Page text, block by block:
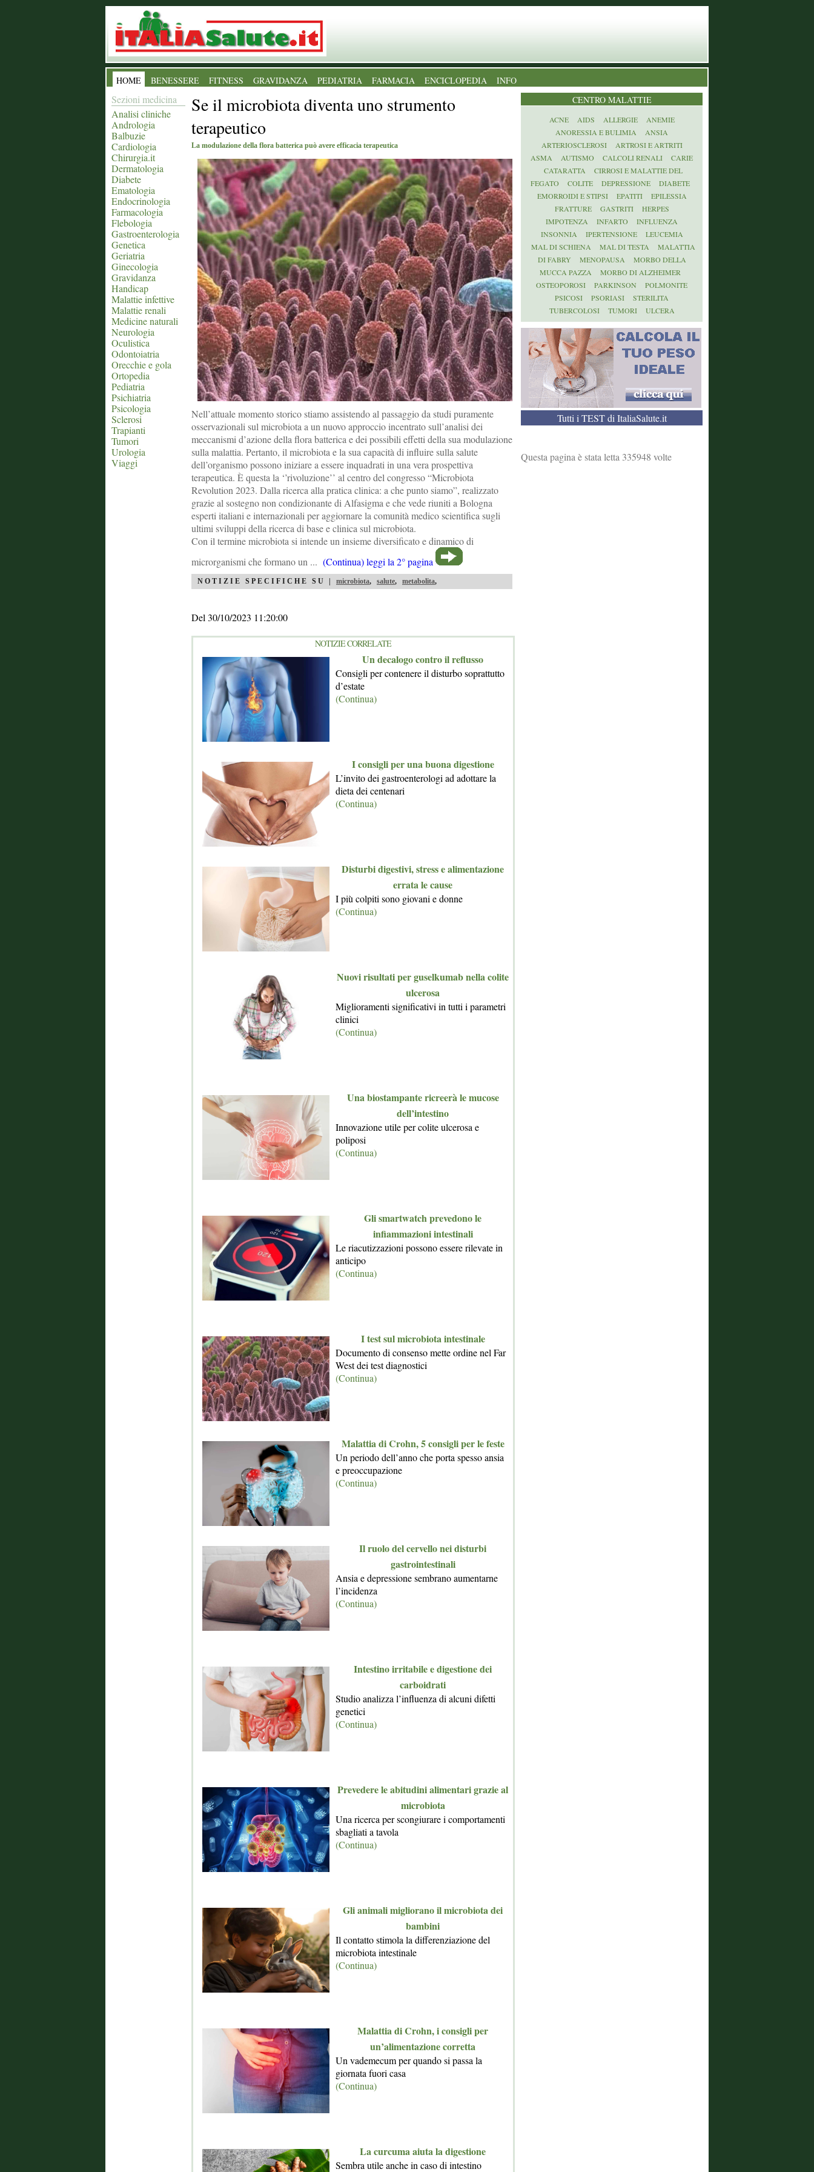
HOME BENESSERE FITNESS GRAVIDANZA PEDIATRIA FARMACIA ENCICLOPEDIA INFO
Sezioni medicina
Analisi cliniche
Andrologia
Balbuzie
Cardiologia
Chirurgia.it
Dermatologia
Diabete
Ematologia
Endocrinologia
Farmacologia
Flebologia
Gastroenterologia
Genetica
Geriatria
Ginecologia
Gravidanza
Handicap
Malattie infettive
Malattie renali
Medicine naturali
Neurologia
Oculistica
Odontoiatria
Orecchie e gola
Ortopedia
Pediatria
Psichiatria
Psicologia
Sclerosi
Trapianti
Tumori
Urologia
Viaggi
Se il microbiota diventa uno strumento
terapeutico
La modulazione della flora batterica può avere efficacia terapeutica
Nell’attuale momento storico stiamo assistendo al passaggio da studi puramente
osservazionali sul microbiota a un nuovo approccio incentrato sull’analisi dei
meccanismi d’azione della flora batterica e dei possibili effetti della sua modulazione
sulla malattia. Pertanto, il microbiota e la sua capacità di influire sulla salute
dell’organismo possono iniziare a essere inquadrati in una vera prospettiva
terapeutica. È questa la ‘’rivoluzione’’ al centro del congresso “Microbiota
Revolution 2023. Dalla ricerca alla pratica clinica: a che punto siamo”, realizzato
grazie al sostegno non condizionante di Alfasigma e che vede riuniti a Bologna
esperti italiani e internazionali per aggiornare la comunità medico scientifica sugli
ultimi sviluppi della ricerca di base e clinica sul microbiota.
Con il termine microbiota si intende un insieme diversificato e dinamico di
microrganismi che formano un ... (Continua) leggi la 2° pagina
NOTIZIE SPECIFICHE SU | microbiota, salute, metabolita,
Del 30/10/2023 11:20:00
NOTIZIE CORRELATE
Un decalogo contro il reflusso
Consigli per contenere il disturbo soprattutto
d’estate
(Continua)
I consigli per una buona digestione
L’invito dei gastroenterologi ad adottare la
dieta dei centenari
(Continua)
Disturbi digestivi, stress e alimentazione
errata le cause
I più colpiti sono giovani e donne
(Continua)
Nuovi risultati per guselkumab nella colite
ulcerosa
Miglioramenti significativi in tutti i parametri
clinici
(Continua)
Una biostampante ricreerà le mucose
dell’intestino
Innovazione utile per colite ulcerosa e
poliposi
(Continua)
Gli smartwatch prevedono le
infiammazioni intestinali
Le riacutizzazioni possono essere rilevate in
anticipo
(Continua)
I test sul microbiota intestinale
Documento di consenso mette ordine nel Far
West dei test diagnostici
(Continua)
Malattia di Crohn, 5 consigli per le feste
Un periodo dell’anno che porta spesso ansia
e preoccupazione
(Continua)
Il ruolo del cervello nei disturbi
gastrointestinali
Ansia e depressione sembrano aumentarne
l’incidenza
(Continua)
Intestino irritabile e digestione dei
carboidrati
Studio analizza l’influenza di alcuni difetti
genetici
(Continua)
Prevedere le abitudini alimentari grazie al
microbiota
Una ricerca per scongiurare i comportamenti
sbagliati a tavola
(Continua)
Gli animali migliorano il microbiota dei
bambini
Il contatto stimola la differenziazione del
microbiota intestinale
(Continua)
Malattia di Crohn, i consigli per
un’alimentazione corretta
Un vademecum per quando si passa la
giornata fuori casa
(Continua)
La curcuma aiuta la digestione
Sembra utile anche in caso di intestino
CENTRO MALATTIE
ACNE AIDS ALLERGIE
ANEMIE
ANORESSIA E BULIMIA
ANSIA
ARTERIOSCLEROSI
ARTROSI E ARTRITI
ASMA
AUTISMO CALCOLI RENALI
CARIE
CATARATTA
CIRROSI E MALATTIE DEL
FEGATO
COLITE DEPRESSIONE
DIABETE
EMORROIDI E STIPSI
EPATITI
EPILESSIA
FRATTURE
GASTRITI
HERPES
IMPOTENZA
INFARTO
INFLUENZA
INSONNIA
IPERTENSIONE
LEUCEMIA
MAL DI SCHIENA
MAL DI TESTA
MALATTIA
DI FABRY
MENOPAUSA
MORBO DELLA
MUCCA PAZZA
MORBO DI ALZHEIMER
OSTEOPOROSI
PARKINSON
POLMONITE
PSICOSI
PSORIASI
STERILITA
TUBERCOLOSI
TUMORI ULCERA
Tutti i TEST di ItaliaSalute.it
Questa pagina è stata letta 335948 volte